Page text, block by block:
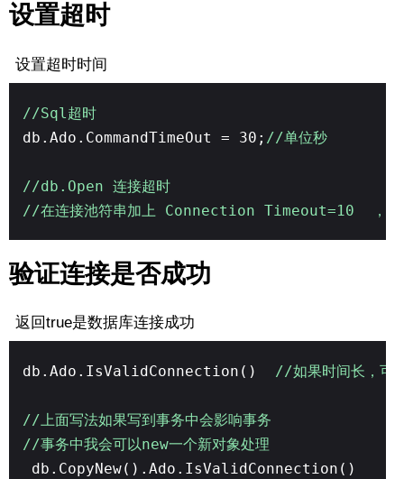
设置超时
设置超时时间
//Sql超时
db.Ado.CommandTimeOut = 30; //单位秒
//db.Open 连接超时
//在连接池符串加上 Connection Timeout=10 ，默
验证连接是否成功
返回true是数据库连接成功
db.Ado.IsValidConnection() //如果时间长，可
//上面写法如果写到事务中会影响事务
//事务中我会可以new一个新对象处理
db.CopyNew().Ado.IsValidConnection()